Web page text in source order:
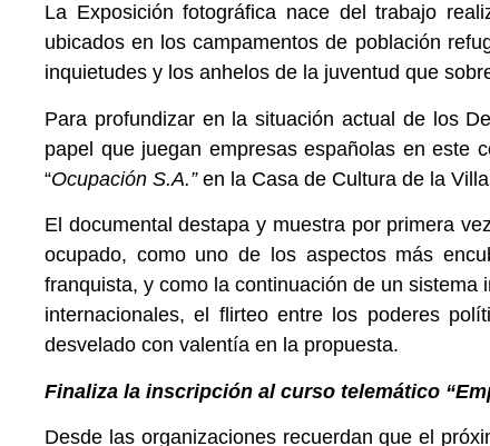
La Exposición fotográfica nace del trabajo
ubicados en los campamentos de población
inquietudes y los anhelos de la juventud que
Para profundizar en la situación actual de los
papel que juegan empresas españolas en este
“Ocupación S.A.” en la Casa de Cultura de la
El documental destapa y muestra por primera
ocupado, como uno de los aspectos más
franquista, y como la continuación de un
internacionales, el flirteo entre los poderes
desvelado con valentía en la propuesta.
Finaliza la inscripción al curso telemático
Desde las organizaciones recuerdan que el